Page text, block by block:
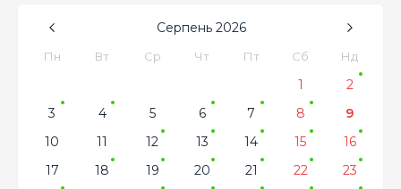
Серпень 2026
Пн Вт Ср Чт Пт Сб Нд
1
2
3
4 5 6 7 8
9
10
11 12 13 14 15
16
17
18 19 20 21 22
23